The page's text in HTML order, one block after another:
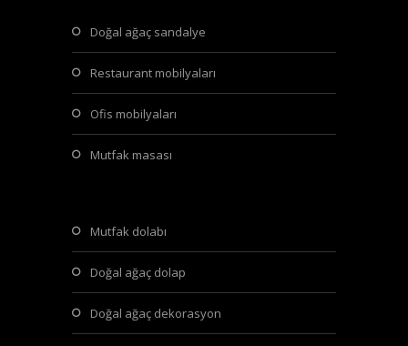
doğal ağaç sandalye
restaurant mobilyaları
ofis mobilyaları
mutfak masası
mutfak dolabı
doğal ağaç dolap
doğal ağaç dekorasyon